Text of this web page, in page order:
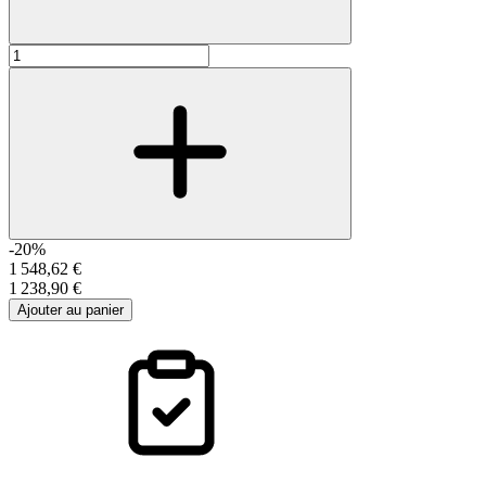
-20%
1 548,62 €
1 238,90 €
Ajouter au panier